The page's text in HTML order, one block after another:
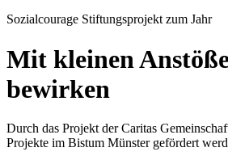
Sozialcourage Stiftungsprojekt zum Jahr
Mit kleinen
bewirken
Durch das Projekt der Caritas
Projekte im Bistum Münster gefördert